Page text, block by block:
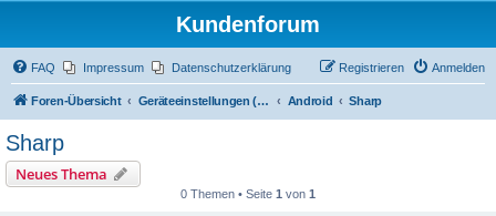
Kundenforum
FAQ Impressum Datenschutzerklärung Anmelden
Registrieren
Foren-Übersicht Geräteeinstellungen (Zugriff über Passwort "alamos") Android Sharp
Sharp
Neues Thema
0 Themen • Seite 1 von 1